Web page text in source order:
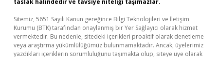
taslak halindedir ve tavsiye niteliği taşımazlar.
Sitemiz, 5651 Sayılı Kanun gereğince Bilgi Teknolojileri ve İletişim
Kurumu (BTK) tarafından onaylanmış bir Yer Sağlayıcı olarak hizmet
vermektedir. Bu nedenle, sitedeki içerikleri proaktif olarak denetleme
veya araştırma yükümlülüğümüz bulunmamaktadır. Ancak, üyelerimiz
yazdıkları içeriklerin sorumluluğunu taşımakta olup, siteye üye olarak